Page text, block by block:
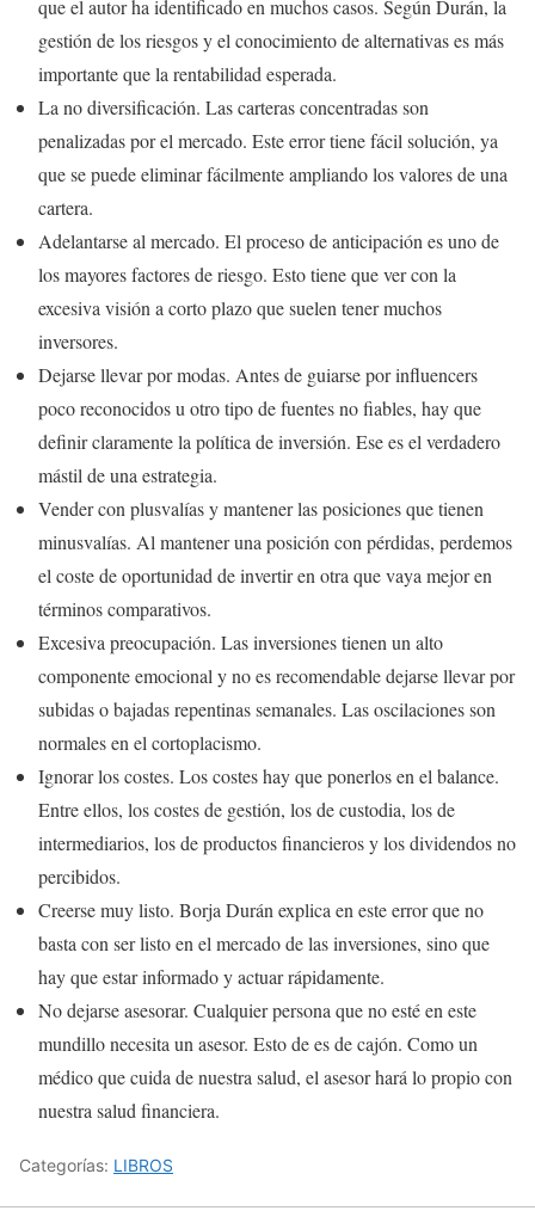
que el autor ha identificado en muchos casos. Según Durán, la
gestión de los riesgos y el conocimiento de alternativas es más
importante que la rentabilidad esperada.
La no diversificación. Las carteras concentradas son
penalizadas por el mercado. Este error tiene fácil solución, ya
que se puede eliminar fácilmente ampliando los valores de una
cartera.
Adelantarse al mercado. El proceso de anticipación es uno de
los mayores factores de riesgo. Esto tiene que ver con la
excesiva visión a corto plazo que suelen tener muchos
inversores.
Dejarse llevar por modas. Antes de guiarse por influencers
poco reconocidos u otro tipo de fuentes no fiables, hay que
definir claramente la política de inversión. Ese es el verdadero
mástil de una estrategia.
Vender con plusvalías y mantener las posiciones que tienen
minusvalías. Al mantener una posición con pérdidas, perdemos
el coste de oportunidad de invertir en otra que vaya mejor en
términos comparativos.
Excesiva preocupación. Las inversiones tienen un alto
componente emocional y no es recomendable dejarse llevar por
subidas o bajadas repentinas semanales. Las oscilaciones son
normales en el cortoplacismo.
Ignorar los costes. Los costes hay que ponerlos en el balance.
Entre ellos, los costes de gestión, los de custodia, los de
intermediarios, los de productos financieros y los dividendos no
percibidos.
Creerse muy listo. Borja Durán explica en este error que no
basta con ser listo en el mercado de las inversiones, sino que
hay que estar informado y actuar rápidamente.
No dejarse asesorar. Cualquier persona que no esté en este
mundillo necesita un asesor. Esto de es de cajón. Como un
médico que cuida de nuestra salud, el asesor hará lo propio con
nuestra salud financiera.
Categorías: LIBROS